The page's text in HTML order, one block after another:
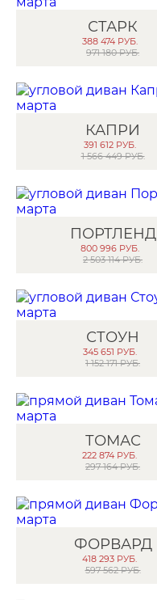
СТАРК
388 474 РУБ.
971 180 РУБ.
КАПРИ
391 612 РУБ.
1 566 449 РУБ.
ПОРТЛЕНД
800 996 РУБ.
2 503 114 РУБ.
СТОУН
345 651 РУБ.
1 152 171 РУБ.
ТОМАС
222 874 РУБ.
297 164 РУБ.
ФОРВАРД
418 293 РУБ.
597 562 РУБ.